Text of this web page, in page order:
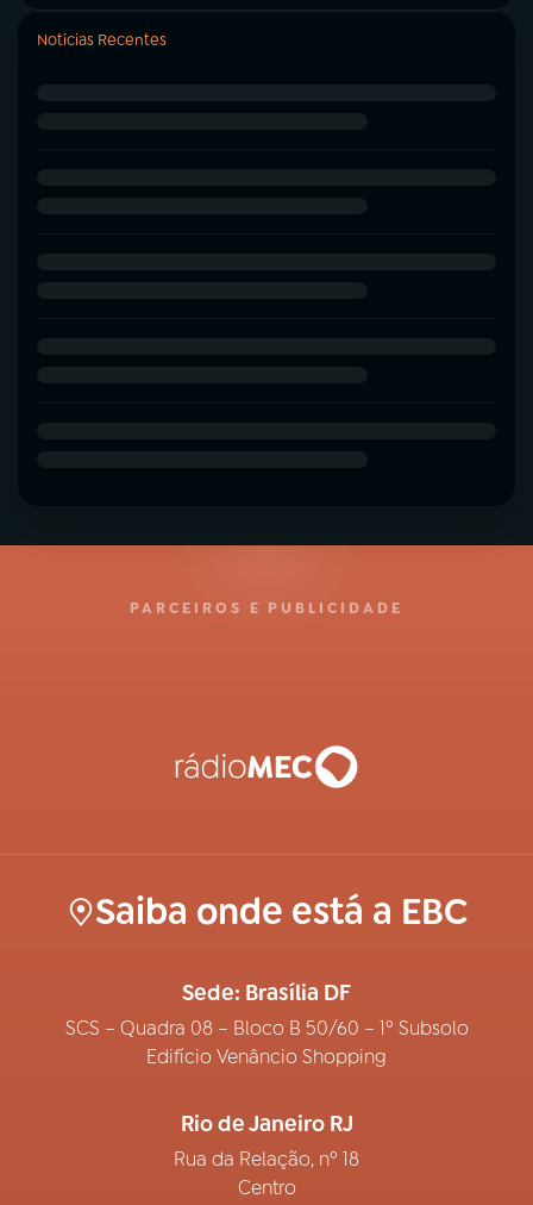
Notícias Recentes
PARCEIROS E PUBLICIDADE
Saiba onde está a EBC
Sede: Brasília DF
SCS – Quadra 08 – Bloco B 50/60 – 1º Subsolo
Edifício Venâncio Shopping
Rio de Janeiro RJ
Rua da Relação, nº 18
Centro